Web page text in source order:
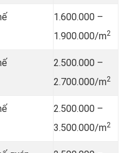
1.600.000 –
1.900.000/m2
2.500.000 –
2.700.000/m2
2.500.000 –
3.500.000/m2